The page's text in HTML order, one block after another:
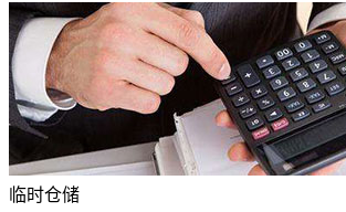
临时仓储